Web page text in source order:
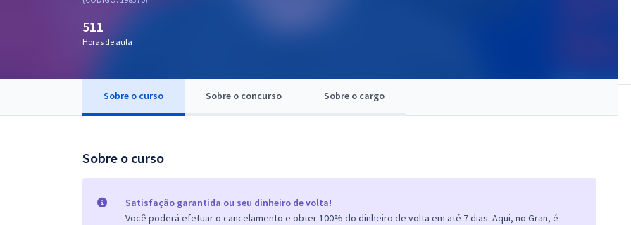
OAB
511
Horas de aula
Sobre o curso Sobre o concurso Sobre o cargo
Sobre o curso
Satisfação garantida ou seu dinheiro de volta!
Você poderá efetuar o cancelamento e obter 100% do dinheiro de volta em até 7 dias. Aqui, no Gran, é